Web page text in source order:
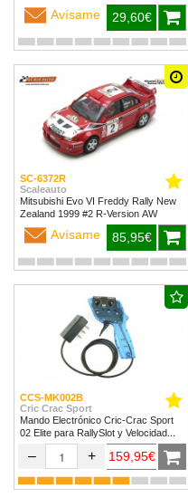
Avísame 29,60€
SC-6372R
Scaleauto
Mitsubishi Evo VI Freddy Rally New
Zealand 1999 #2 R-Version AW
Avísame 85,95€
CCS-MK002B
Cric Crac Sport
Mando Electrónico Cric-Crac Sport
02 Elite para RallySlot y Velocidad
1/32 & 1/24.
– + 159,95€